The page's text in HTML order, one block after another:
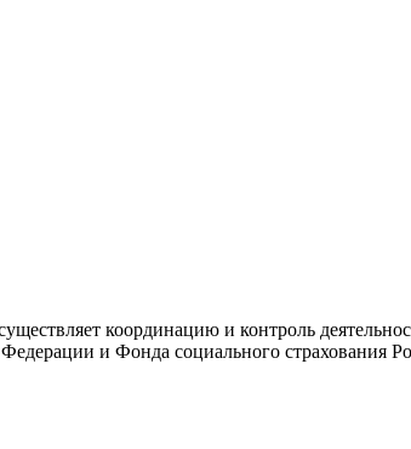
координацию и контроль
и Фонда социального страхования